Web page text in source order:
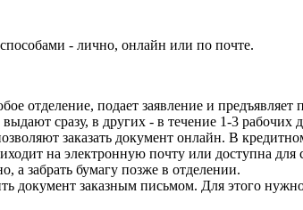
- лично, онлайн или по почте.
подает заявление и предъявляет
сразу, в других - в течение 1-3 рабочих
заказать документ онлайн. В
на электронную почту или доступна для
а забрать бумагу позже в отделении.
заказным письмом. Для этого